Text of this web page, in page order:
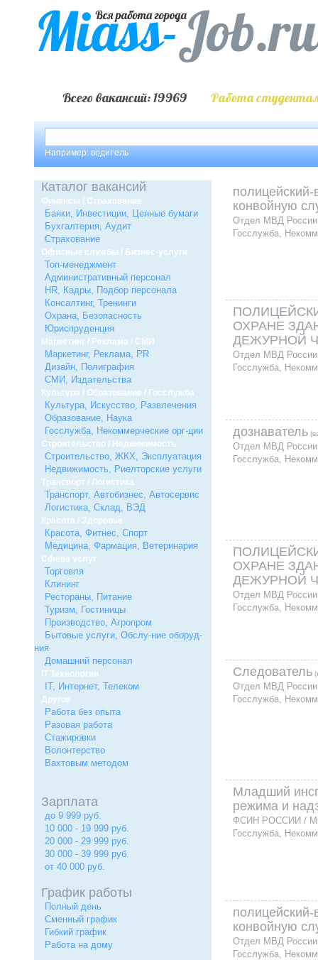
Всего вакансий: 19969 Работа
Например: водитель
полицейский-
конвойную
Отдел МВД России
Госслужба,
ОХРАНЕ
ДЕЖУРНОЙ
Отдел МВД России
Госслужба,
дознаватель
Отдел МВД России
Госслужба,
ОХРАНЕ
ДЕЖУРНОЙ
Отдел МВД России
Госслужба,
Следователь
Отдел МВД России
Госслужба,
Младший
режима и
ФСИН РОССИИ /
Госслужба,
полицейский-
конвойную
Отдел МВД России
Госслужба,
Каталог вакансий
Финансы / Страхование
Банки, Инвестиции, Ценные бумаги
Бухгалтерия, Аудит
Страхование
Офисные службы / Бизнес-услуги
Топ-менеджмент
Административный персонал
HR, Кадры, Подбор персонала
Консалтинг, Тренинги
Охрана, Безопасность
Юриспруденция
Маркетинг / Реклама / СМИ
Маркетинг, Реклама, PR
Дизайн, Полиграфия
СМИ, Издательства
Культура / Образование / Госслужба
Культура, Искусство, Развлечения
Образование, Наука
Госслужба, Некоммерческие орг-ции
Строительство / Недвижимость
Строительство, ЖКХ, Эксплуатация
Недвижимость, Риелторские услуги
Транспорт / Логистика
Транспорт, Автобизнес, Автосервис
Логистика, Склад, ВЭД
Красота / Здоровье
Красота, Фитнес, Спорт
Медицина, Фармация, Ветеринария
Сфера услуг
Торговля
Клининг
Рестораны, Питание
Туризм, Гостиницы
Производство, Агропром
Бытовые услуги, Обслу-ние оборуд-
ния
Домашний персонал
IT Технологии
IT, Интернет, Телеком
Другое
Работа без опыта
Разовая работа
Стажировки
Волонтерство
Вахтовым методом
Зарплата
до 9 999 руб.
10 000 - 19 999 руб.
20 000 - 29 999 руб.
30 000 - 39 999 руб.
от 40 000 руб.
График работы
Полный день
Сменный график
Гибкий график
Работа на дому